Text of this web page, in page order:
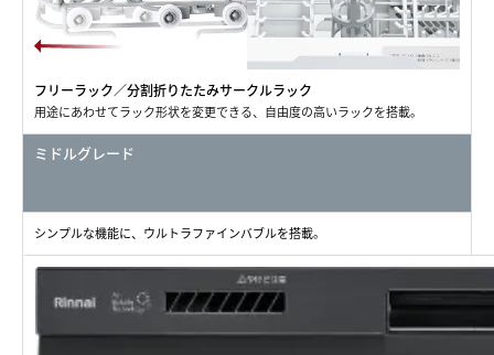
フリーラック／分割折りたたみサークルラック
用途にあわせてラック形状を変更できる、自由度の高いラックを搭載。
ミドルグレード
シンプルな機能に、ウルトラファインバブルを搭載。